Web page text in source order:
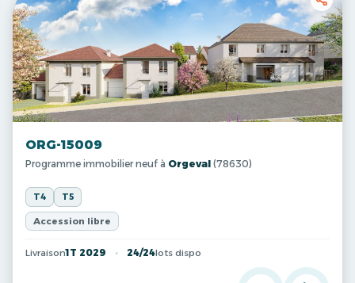
ORG-15009
Programme immobilier neuf à Orgeval (78630)
T4 T5
Accession libre
Livraison1T 2029 24/24lots dispo